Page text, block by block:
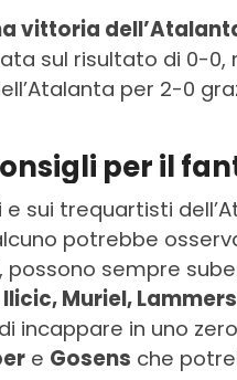
vittoria
sul risultato di 0-
per 2-0
per il
sui trequartisti
potrebbe
possono sempre
Muriel,
incappare in uno
e Gosens che